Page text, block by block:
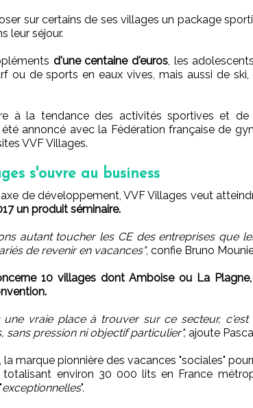
sur certains de ses villages un package
leur séjour.
d'une centaine d'euros, les
ou de sports en eaux vives, mais aussi de
à la tendance des activités sportives et
annoncé avec la Fédération française de
VVF Villages.
s'ouvre au business
de développement, VVF Villages veut
un produit séminaire.
autant toucher les CE des entreprises que
de revenir en vacances", confie Bruno
10 villages dont Amboise ou La
une vraie place à trouver sur ce secteur,
sans pression ni objectif particulier", ajoute
la marque pionnière des vacances "sociales"
totalisant environ 30 000 lits en France
exceptionnelles".